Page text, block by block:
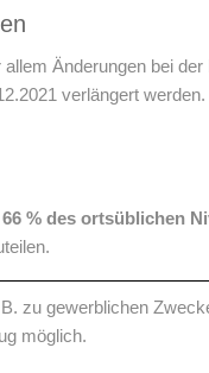
Änderungen bei
verlängert
66 % des ortsüblichen
zu gewerblichen
möglich.